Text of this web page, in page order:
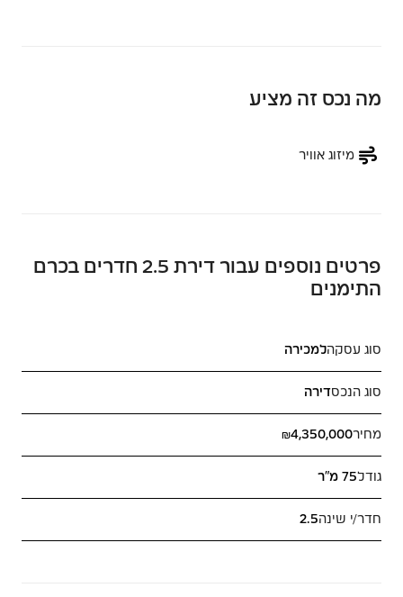
מה נכס זה מציע
מיזוג אוויר
פרטים נוספים עבור דירת 2.5 חדרים בכרם
התימנים
סוג עסקהלמכירה
סוג הנכסדירה
מחיר₪4,350,000
גודל75 מ"ר
חדר/י שינה2.5